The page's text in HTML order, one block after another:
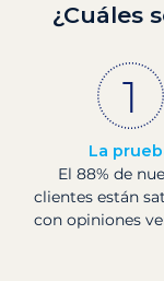
¿Cuáles
La
El 88% de
clientes están
con opiniones